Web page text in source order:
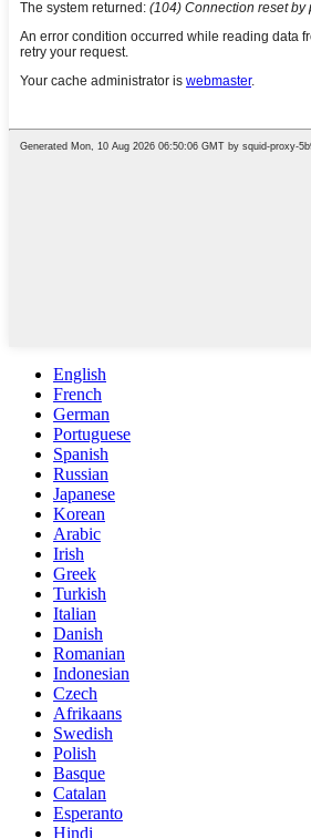
English
French
German
Portuguese
Spanish
Russian
Japanese
Korean
Arabic
Irish
Greek
Turkish
Italian
Danish
Romanian
Indonesian
Czech
Afrikaans
Swedish
Polish
Basque
Catalan
Esperanto
Hindi